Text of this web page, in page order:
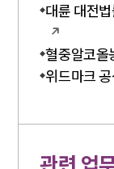
대륜 대전
혈중알코
위드마크